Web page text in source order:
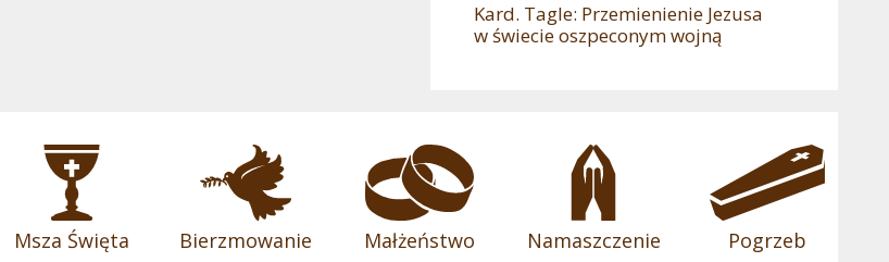
Kard. Tagle: Przemienienie Jezusa
w świecie oszpeconym wojną
Msza Święta Bierzmowanie Małżeństwo Namaszczenie Pogrzeb